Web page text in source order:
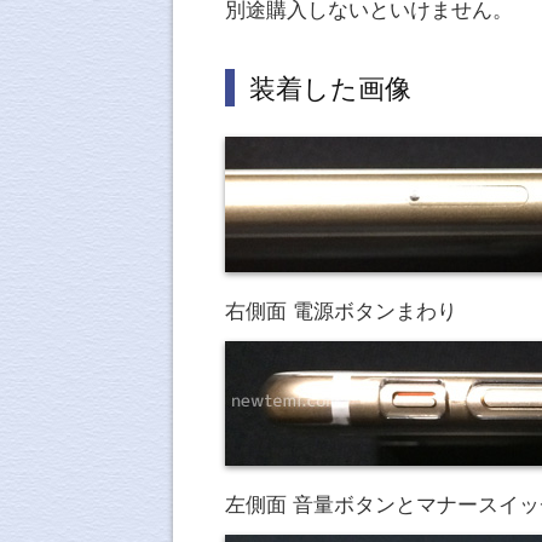
別途購入しないといけません。
装着した画像
右側面 電源ボタンまわり
左側面 音量ボタンとマナースイ